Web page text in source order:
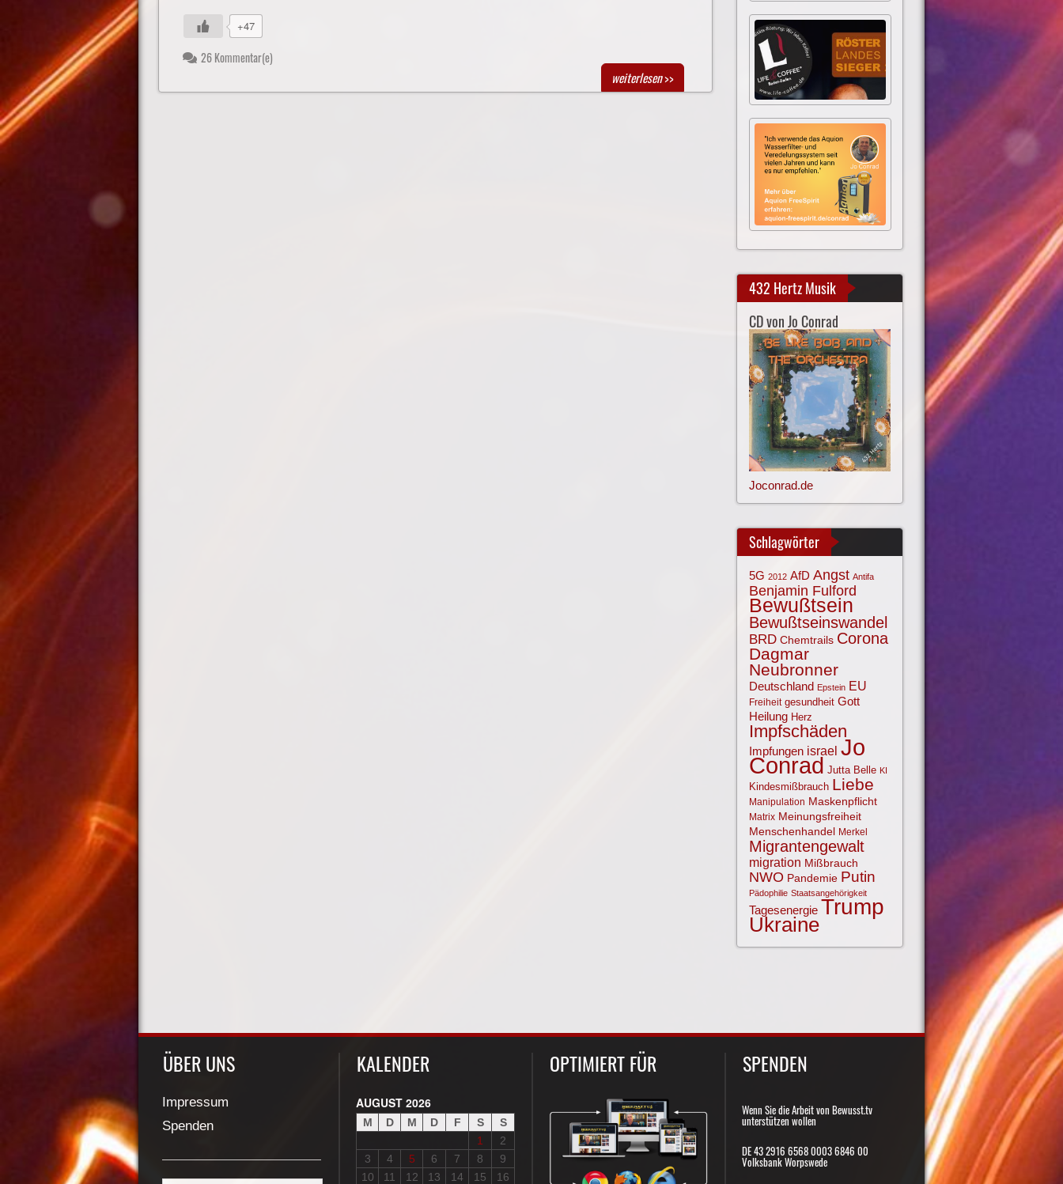
+47
26 Kommentar(e)
weiterlesen>>
432 Hertz Musik
CD von Jo Conrad
Joconrad.de
Schlagwörter
5G 2012 AfD Angst Antifa
Benjamin Fulford
Bewußtsein
Bewußtseinswandel
BRD Chemtrails Corona
Dagmar
Neubronner
Deutschland Epstein EU
Freiheit gesundheit Gott
Heilung Herz
Impfschäden
Impfungen israel Jo
Conrad Jutta Belle KI
Kindesmißbrauch Liebe
Manipulation Maskenpflicht
Matrix Meinungsfreiheit
Menschenhandel Merkel
Migrantengewalt
migration Mißbrauch
NWO Pandemie Putin
Pädophilie Staatsangehörigkeit
Tagesenergie Trump
Ukraine
ÜBER UNS
Impressum
Spenden
KALENDER
AUGUST 2026
M D M D F S
S
1
2
3
4 5 6 7 8
9
10
11 12 13 14 15 16
OPTIMIERT FÜR SPENDEN
Wenn Sie die Arbeit von Bewusst.tv
unterstützen wollen
DE 43 2916 6568 0003 6846 00
Volksbank Worpswede